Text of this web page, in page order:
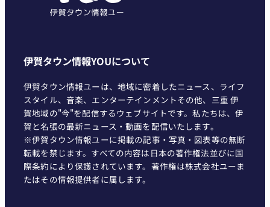
伊賀タウン情報YOUについて
伊賀タウン情報ユーは、地域に密着したニュース、ライフ
スタイル、音楽、エンターテインメントその他、三重 伊
賀地域の"今"を配信するウェブサイトです。私たちは、伊
賀と名張の最新ニュース・動画を配信いたします。
※伊賀タウン情報ユーに掲載の記事・写真・図表等の無断
転載を禁じます。すべての内容は日本の著作権法並びに国
際条約により保護されています。著作権は株式会社ユーま
たはその情報提供者に属します。